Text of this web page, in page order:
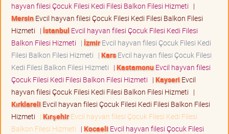
hayvan filesi Çocuk Filesi Kedi Filesi Balkon Filesi Hizmeti |
MersinEvcil hayvan filesi Çocuk Filesi Kedi Filesi Balkon Filesi
Hizmeti | İstanbul Evcil hayvan filesi Çocuk Filesi Kedi Filesi
Balkon Filesi Hizmeti | İzmirEvcil hayvan filesi Çocuk Filesi Kedi
Filesi Balkon Filesi Hizmeti | KarsEvcil hayvan filesi Çocuk Filesi
Kedi Filesi Balkon Filesi Hizmeti | KastamonuEvcil hayvan filesi
Çocuk Filesi Kedi Filesi Balkon Filesi Hizmeti | Kayseri Evcil
hayvan filesi Çocuk Filesi Kedi Filesi Balkon Filesi Hizmeti |
Kırklareli Evcil hayvan filesi Çocuk Filesi Kedi Filesi Balkon Filesi
Hizmeti | KırşehirEvcil hayvan filesi Çocuk Filesi Kedi Filesi
Balkon Filesi Hizmeti | Kocaeli Evcil hayvan filesi Çocuk Filesi